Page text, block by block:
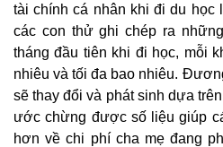
tài chính cá nhân khi đi du học
các con thử ghi chép ra
tháng đầu tiên khi đi học, mỗi
nhiêu và tối đa bao nhiêu.
sẽ thay đổi và phát sinh dựa
ước chừng được số liệu giúp
hơn về chi phí cha mẹ đang